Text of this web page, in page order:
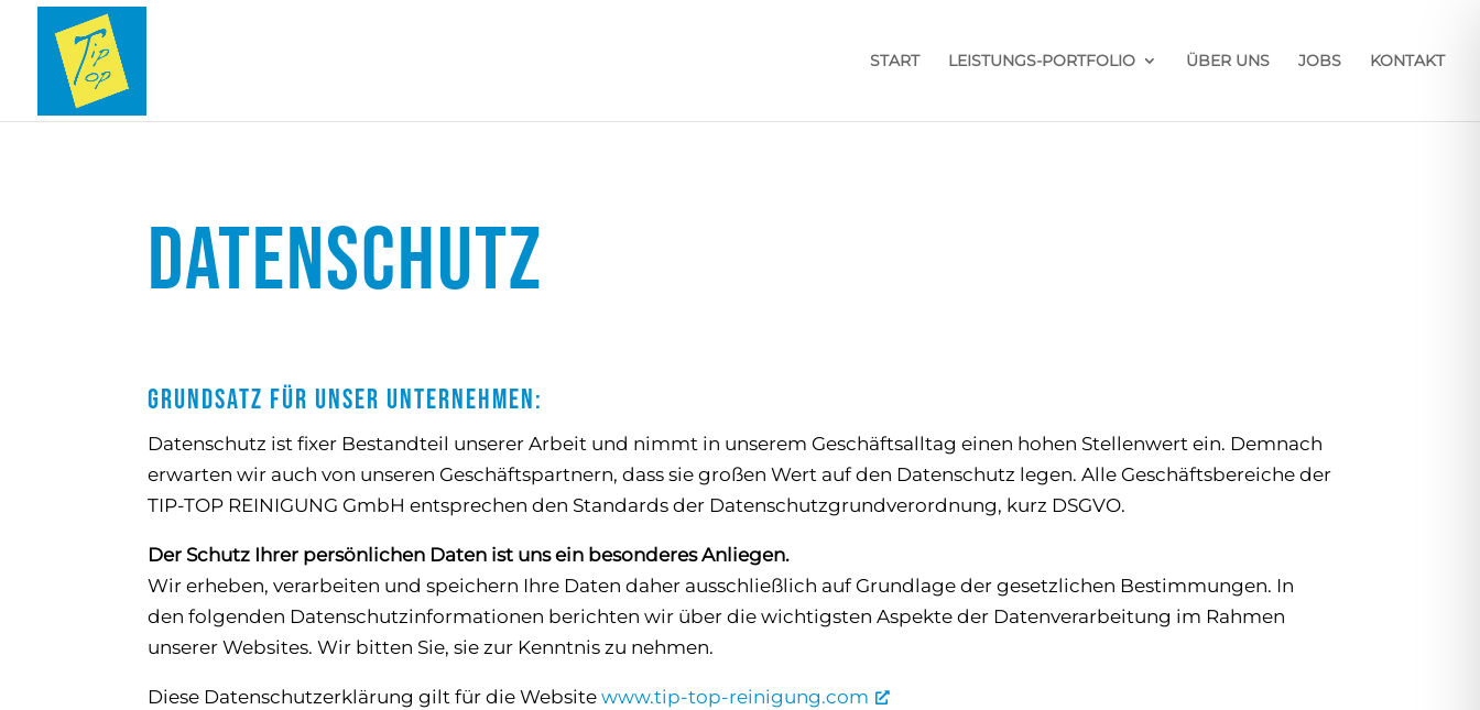
START LEISTUNGS-PORTFOLIO ÜBER UNS JOBS KONTAKT
DATENSCHUTZ
Grundsatz für unser Unternehmen:
Datenschutz ist fixer Bestandteil unserer Arbeit und nimmt in unserem Geschäftsalltag einen hohen Stellenwert ein. Demnach
erwarten wir auch von unseren Geschäftspartnern, dass sie großen Wert auf den Datenschutz legen. Alle Geschäftsbereiche der
TIP-TOP REINIGUNG GmbH entsprechen den Standards der Datenschutzgrundverordnung, kurz DSGVO.
Der Schutz Ihrer persönlichen Daten ist uns ein besonderes Anliegen.
Wir erheben, verarbeiten und speichern Ihre Daten daher ausschließlich auf Grundlage der gesetzlichen Bestimmungen. In
den folgenden Datenschutzinformationen berichten wir über die wichtigsten Aspekte der Datenverarbeitung im Rahmen
unserer Websites. Wir bitten Sie, sie zur Kenntnis zu nehmen.
Diese Datenschutzerklärung gilt für die Websitewww.tip-top-reinigung.com